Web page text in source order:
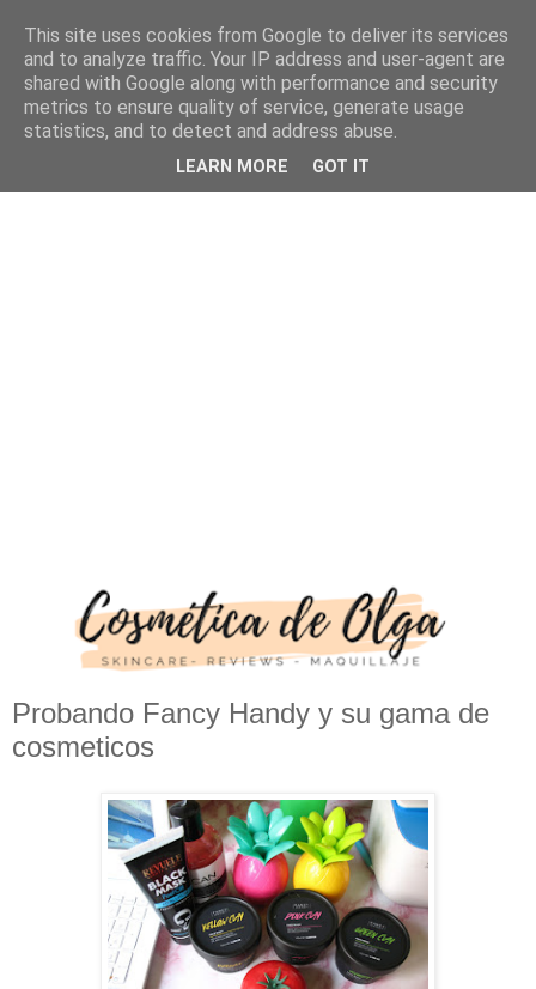
Probando Fancy Handy y su gama de
cosmeticos
This site uses cookies from Google to deliver its services
and to analyze traffic. Your IP address and user-agent are
shared with Google along with performance and security
metrics to ensure quality of service, generate usage
statistics, and to detect and address abuse.
LEARN MORE GOT IT